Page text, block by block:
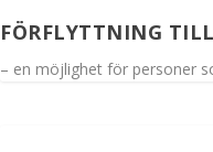
FÖRFLYTTNING
– en möjlighet för personer